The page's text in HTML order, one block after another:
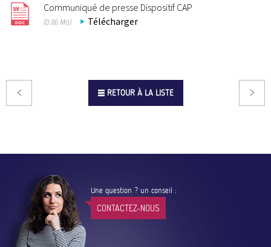
Communiqué de presse Dispositif CAP
(0.86 Mo) Télécharger
RETOUR À LA LISTE
Une question ? un conseil :
CONTACTEZ-NOUS